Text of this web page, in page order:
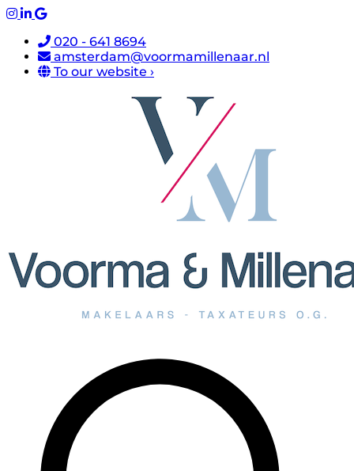
020 - 641 8694
amsterdam@voormamillenaar.nl
To our website ›